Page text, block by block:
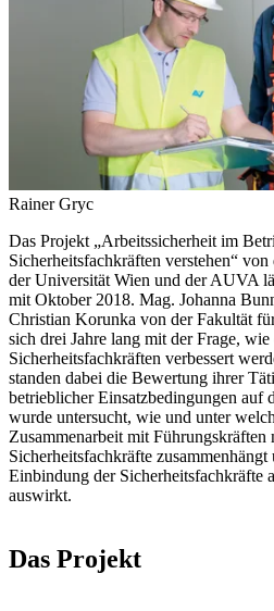
Rainer Gryc
Das Projekt „Arbeitssicherheit im
Sicherheitsfachkräften verstehen“
der Universität Wien und der AUVA
mit Oktober 2018. Mag. Johanna
Christian Korunka von der Fakultät
sich drei Jahre lang mit der Frage,
Sicherheitsfachkräften verbessert
standen dabei die Bewertung ihrer
betrieblicher Einsatzbedingungen auf
wurde untersucht, wie und unter
Zusammenarbeit mit
Sicherheitsfachkräfte
Einbindung der Sicherheitsfachkräfte
auswirkt.
Das Projekt